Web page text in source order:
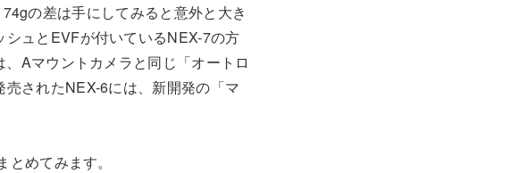
の差は手にしてみると意外と大き
ュとEVFが付いているNEX-7の方
Aマウントカメラと同じ「オートロ
されたNEX-6には、新開発の「マ
めてみます。